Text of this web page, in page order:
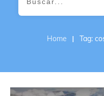
Home I